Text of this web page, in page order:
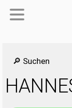
🔎 Suchen